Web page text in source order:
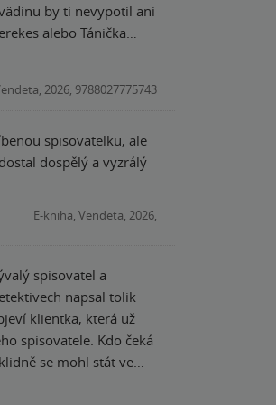
by ti nevypotil ani
alebo Tánička
Ale ani na mol opitá
2026, 9788027775743
spisovatelku, ale
E-kniha, Vendeta, 2026,
spisovatel a
napsal tolik
klientka, která už
spisovatele. Kdo čeká
se mohl stát ve